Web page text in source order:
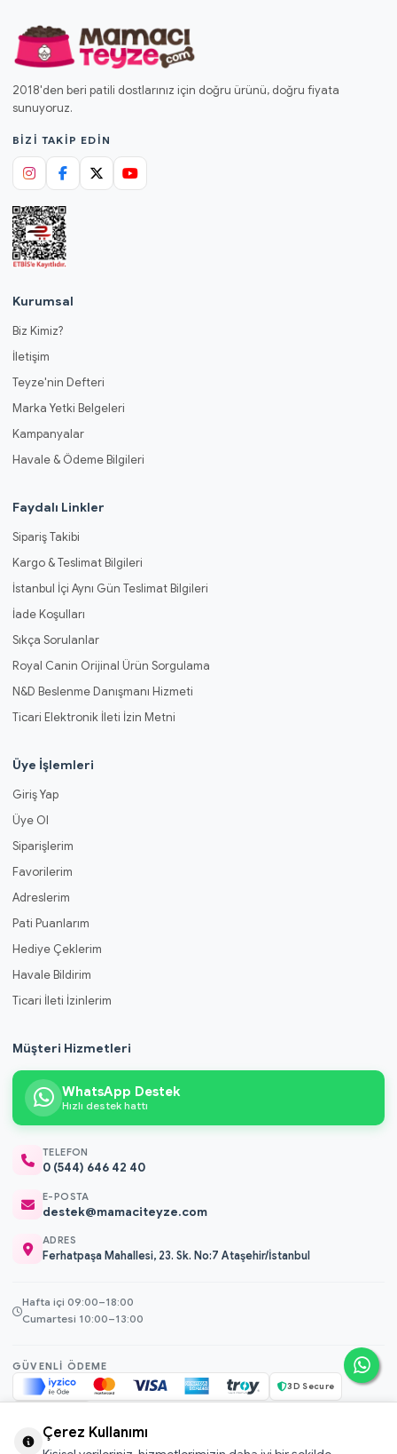
2018'den beri patili dostlarınız için doğru ürünü, doğru fiyata
sunuyoruz.
BIZI TAKIP EDIN
Kurumsal
Biz Kimiz?
İletişim
Teyze'nin Defteri
Marka Yetki Belgeleri
Kampanyalar
Havale & Ödeme Bilgileri
Faydalı Linkler
Sipariş Takibi
Kargo & Teslimat Bilgileri
İstanbul İçi Aynı Gün Teslimat Bilgileri
İade Koşulları
Sıkça Sorulanlar
Royal Canin Orijinal Ürün Sorgulama
N&D Beslenme Danışmanı Hizmeti
Ticari Elektronik İleti İzin Metni
Üye İşlemleri
Giriş Yap
Üye Ol
Siparişlerim
Favorilerim
Adreslerim
Pati Puanlarım
Hediye Çeklerim
Havale Bildirim
Ticari İleti İzinlerim
Müşteri Hizmetleri
WhatsApp Destek
Hızlı destek hattı
TELEFON
0 (544) 646 42 40
E-POSTA
destek@mamaciteyze.com
ADRES
Ferhatpaşa Mahallesi, 23. Sk. No:7 Ataşehir/İstanbul
Hafta içi 09:00–18:00
Cumartesi 10:00–13:00
GÜVENLI ÖDEME
3D Secure
Çerez Kullanımı